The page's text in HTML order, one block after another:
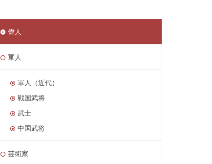
偉人
軍人
軍人（近代）
戦国武将
武士
中国武将
芸術家